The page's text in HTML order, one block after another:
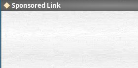
Sponsored Link